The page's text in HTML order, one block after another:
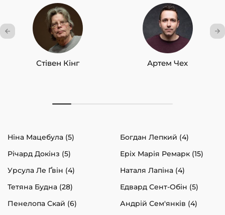
Стівен Кінг Артем Чех
Ніна Мацебула (5)
Богдан Лепкий (4)
Річард Докінз (5)
Еріх Марія Ремарк (15)
Урсула Ле Ґвін (4)
Наталя Лапіна (4)
Тетяна Будна (28)
Едвард Сент-Обін (5)
Пенелопа Скай (6)
Андрій Сем'янків (4)